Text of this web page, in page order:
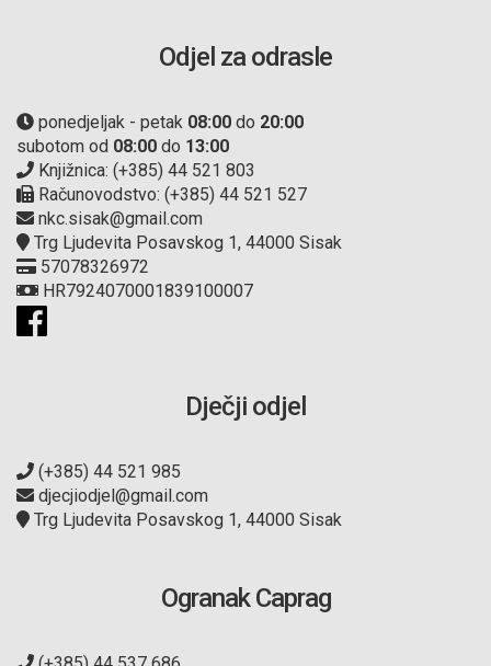
Odjel za odrasle
ponedjeljak - petak 08:00 do 20:00
subotom od 08:00 do 13:00
Knjižnica: (+385) 44 521 803
Računovodstvo: (+385) 44 521 527
nkc.sisak@gmail.com
Trg Ljudevita Posavskog 1, 44000 Sisak
57078326972
HR7924070001839100007
Dječji odjel
(+385) 44 521 985
djecjiodjel@gmail.com
Trg Ljudevita Posavskog 1, 44000 Sisak
Ogranak Caprag